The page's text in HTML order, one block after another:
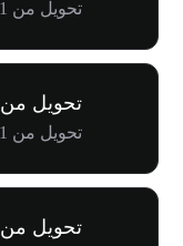
تحويل من 1 ORE إلى ₱3.59K
تحويل من ORE إلى AUD
تحويل من 1 ORE إلى $83.61
تحويل من ORE إلى IDR